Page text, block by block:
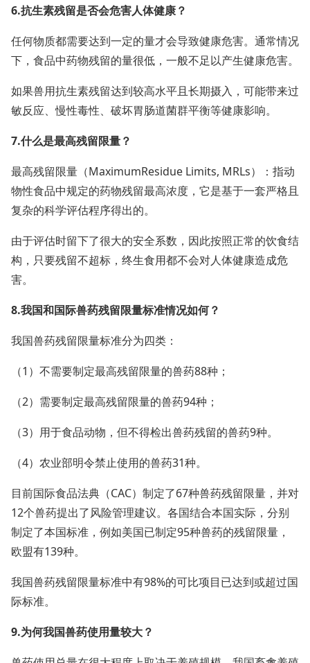
6.抗生素残留是否会危害人体健康？
任何物质都需要达到一定的量才会导致健康危害。通常情况
下，食品中药物残留的量很低，一般不足以产生健康危害。
如果兽用抗生素残留达到较高水平且长期摄入，可能带来过
敏反应、慢性毒性、破坏胃肠道菌群平衡等健康影响。
7.什么是最高残留限量？
最高残留限量（MaximumResidue Limits, MRLs）：指动
物性食品中规定的药物残留最高浓度，它是基于一套严格且
复杂的科学评估程序得出的。
由于评估时留下了很大的安全系数，因此按照正常的饮食结
构，只要残留不超标，终生食用都不会对人体健康造成危
害。
8.我国和国际兽药残留限量标准情况如何？
我国兽药残留限量标准分为四类：
（1）不需要制定最高残留限量的兽药88种；
（2）需要制定最高残留限量的兽药94种；
（3）用于食品动物，但不得检出兽药残留的兽药9种。
（4）农业部明令禁止使用的兽药31种。
目前国际食品法典（CAC）制定了67种兽药残留限量，并对
12个兽药提出了风险管理建议。各国结合本国实际，分别
制定了本国标准，例如美国已制定95种兽药的残留限量，
欧盟有139种。
我国兽药残留限量标准中有98%的可比项目已达到或超过国
际标准。
9.为何我国兽药使用量较大？